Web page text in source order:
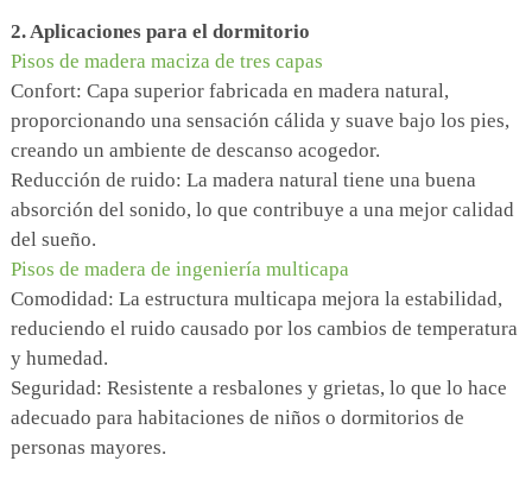
2. Aplicaciones para el dormitorio
Pisos de madera maciza de tres capas
Confort: Capa superior fabricada en madera natural,
proporcionando una sensación cálida y suave bajo los pies,
creando un ambiente de descanso acogedor.
Reducción de ruido: La madera natural tiene una buena
absorción del sonido, lo que contribuye a una mejor calidad
del sueño.
Pisos de madera de ingeniería multicapa
Comodidad: La estructura multicapa mejora la estabilidad,
reduciendo el ruido causado por los cambios de temperatura
y humedad.
Seguridad: Resistente a resbalones y grietas, lo que lo hace
adecuado para habitaciones de niños o dormitorios de
personas mayores.